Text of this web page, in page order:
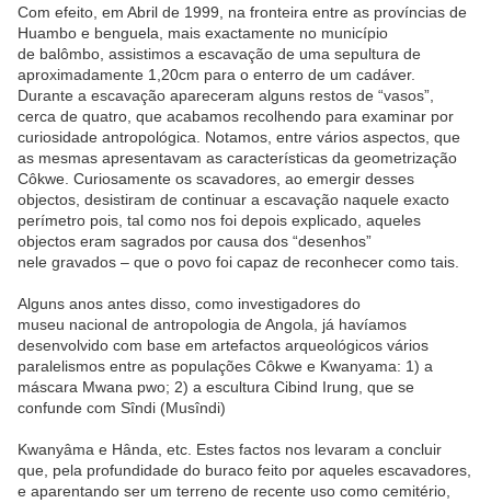
Com efeito, em Abril de 1999, na fronteira entre as províncias de
Huambo e benguela, mais exactamente no município
de balômbo, assistimos a escavação de uma sepultura de
aproximadamente 1,20cm para o enterro de um cadáver.
Durante a escavação apareceram alguns restos de “vasos”,
cerca de quatro, que acabamos recolhendo para examinar por
curiosidade antropológica. Notamos, entre vários aspectos, que
as mesmas apresentavam as características da geometrização
Côkwe. Curiosamente os scavadores, ao emergir desses
objectos, desistiram de continuar a escavação naquele exacto
perímetro pois, tal como nos foi depois explicado, aqueles
objectos eram sagrados por causa dos “desenhos”
nele gravados – que o povo foi capaz de reconhecer como tais.
Alguns anos antes disso, como investigadores do
museu nacional de antropologia de Angola, já havíamos
desenvolvido com base em artefactos arqueológicos vários
paralelismos entre as populações Côkwe e Kwanyama: 1) a
máscara Mwana pwo; 2) a escultura Cibind Irung, que se
confunde com Sîndi (Musîndi)
Kwanyâma e Hânda, etc. Estes factos nos levaram a concluir
que, pela profundidade do buraco feito por aqueles escavadores,
e aparentando ser um terreno de recente uso como cemitério,